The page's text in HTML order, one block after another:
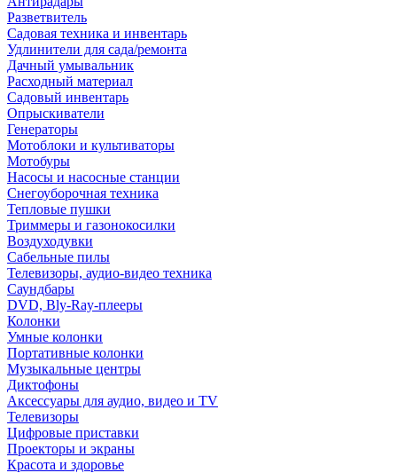
Разветвитель
Садовая техника и инвентарь
Удлинители для сада/ремонта
Дачный умывальник
Расходный материал
Садовый инвентарь
Опрыскиватели
Генераторы
Мотоблоки и культиваторы
Мотобуры
Насосы и насосные станции
Снегоуборочная техника
Тепловые пушки
Триммеры и газонокосилки
Воздуходувки
Сабельные пилы
Телевизоры, аудио-видео техника
Саундбары
DVD, Bly-Ray-плееры
Колонки
Умные колонки
Портативные колонки
Музыкальные центры
Диктофоны
Аксессуары для аудио, видео и TV
Телевизоры
Цифровые приставки
Проекторы и экраны
Красота и здоровье